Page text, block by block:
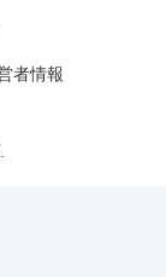
者情報